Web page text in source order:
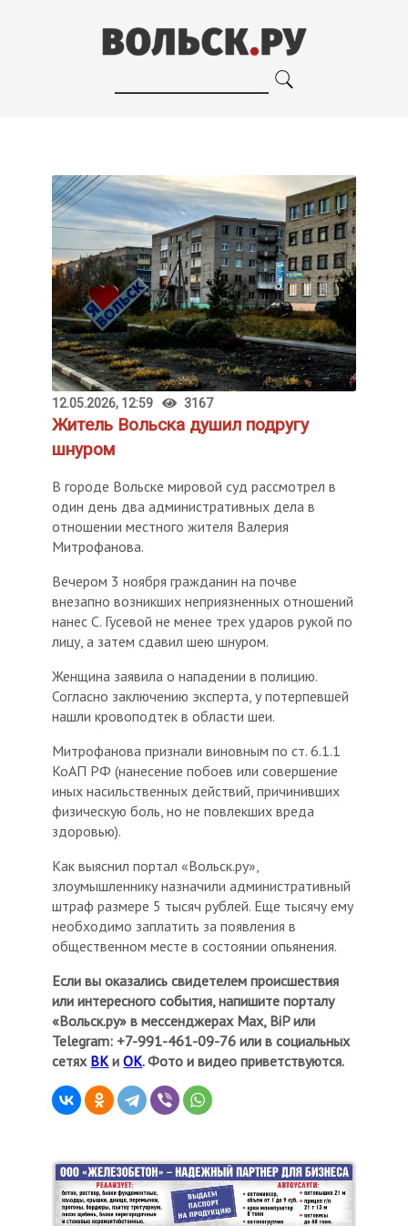
12.05.2026, 12:59 3167
Житель Вольска душил подругу
шнуром
В городе Вольске мировой суд рассмотрел в
один день два административных дела в
отношении местного жителя Валерия
Митрофанова.
Вечером 3 ноября гражданин на почве
внезапно возникших неприязненных отношений
нанес С. Гусевой не менее трех ударов рукой по
лицу, а затем сдавил шею шнуром.
Женщина заявила о нападении в полицию.
Согласно заключению эксперта, у потерпевшей
нашли кровоподтек в области шеи.
Митрофанова признали виновным по ст. 6.1.1
КоАП РФ (нанесение побоев или совершение
иных насильственных действий, причинивших
физическую боль, но не повлекших вреда
здоровью).
Как выяснил портал «Вольск.ру»,
злоумышленнику назначили административный
штраф размере 5 тысяч рублей. Еще тысячу ему
необходимо заплатить за появления в
общественном месте в состоянии опьянения.
Если вы оказались свидетелем происшествия
или интересного события, напишите порталу
«Вольск.ру» в мессенджерах Мах, BiP или
Telegram: +7-991-461-09-76 или в социальных
сетях ВКиОК. Фото и видео приветствуются.